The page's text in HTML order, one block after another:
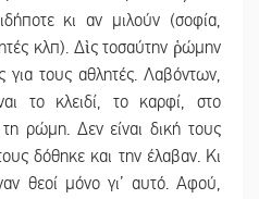
κι αν μιλούν (σοφία,
κλπ). Δὶς τοσαύτην ῥώμην
για τους αθλητές. Λαβόντων,
το κλειδί, το καρφί, στο
ρώμη. Δεν είναι δική τους
δόθηκε και την έλαβαν. Κι
θεοί μόνο γι’ αυτό. Αφού,